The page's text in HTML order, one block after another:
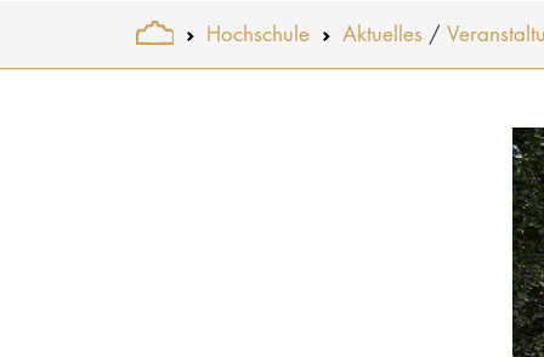
You are here:Hochschule Aktuelles